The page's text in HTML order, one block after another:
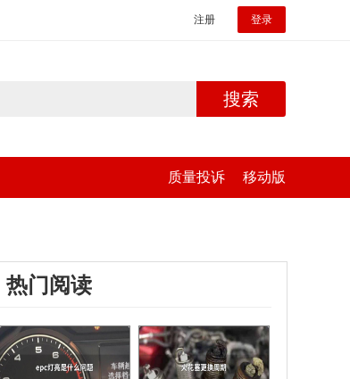
注册 登录
搜索
质量投诉 移动版
热门阅读